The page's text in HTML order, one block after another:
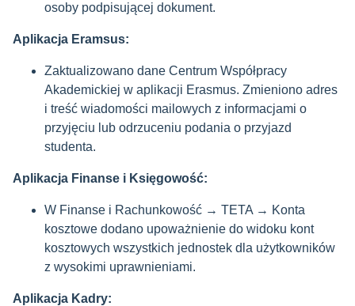
osoby podpisującej dokument.
Aplikacja Eramsus:
Zaktualizowano dane Centrum Współpracy
Akademickiej w aplikacji Erasmus. Zmieniono adres
i treść wiadomości mailowych z informacjami o
przyjęciu lub odrzuceniu podania o przyjazd
studenta.
Aplikacja Finanse i Księgowość:
W Finanse i Rachunkowość → TETA → Konta
kosztowe dodano upoważnienie do widoku kont
kosztowych wszystkich jednostek dla użytkowników
z wysokimi uprawnieniami.
Aplikacja Kadry: